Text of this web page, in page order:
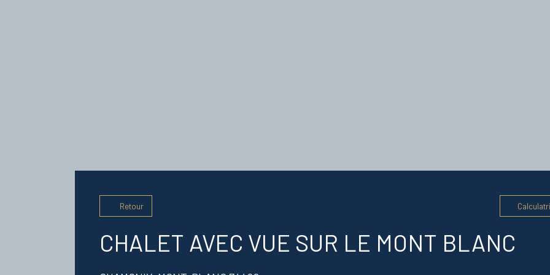
Retour
CHALET AVEC VUE SUR LE MONT BLANC